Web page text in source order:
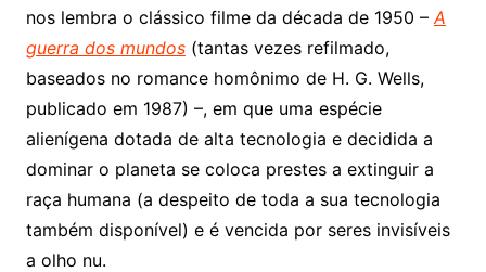
nos lembra o clássico filme da década de 1950 –A
guerra dos mundos(tantas vezes refilmado,
baseados no romance homônimo de H. G. Wells,
publicado em 1987) –, em que uma espécie
alienígena dotada de alta tecnologia e decidida a
dominar o planeta se coloca prestes a extinguir a
raça humana (a despeito de toda a sua tecnologia
também disponível) e é vencida por seres invisíveis
a olho nu.